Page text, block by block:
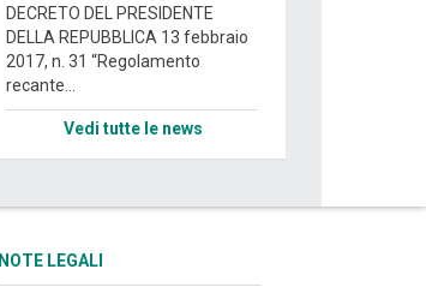
DECRETO DEL PRESIDENTE
DELLA REPUBBLICA 13 febbraio
2017, n. 31 “Regolamento
recante...
Vedi tutte le news
NOTE LEGALI